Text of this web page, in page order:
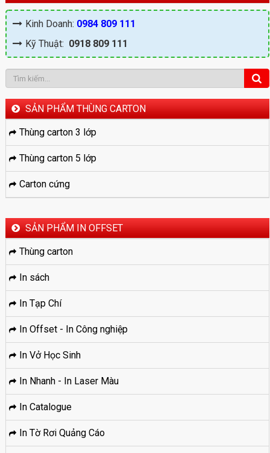
Kinh Doanh: 0984 809 111
Kỹ Thuật: 0918 809 111
SẢN PHẨM THÙNG CARTON
Thùng carton 3 lớp
Thùng carton 5 lớp
Carton cứng
SẢN PHẨM IN OFFSET
Thùng carton
In sách
In Tạp Chí
In Offset - In Công nghiệp
In Vở Học Sinh
In Nhanh - In Laser Màu
In Catalogue
In Tờ Rơi Quảng Cáo